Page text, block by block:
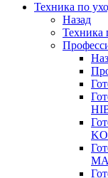
Техника по
Назад
Техника